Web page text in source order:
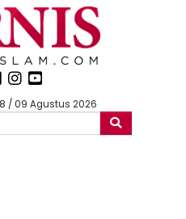
/ 09 Agustus 2026